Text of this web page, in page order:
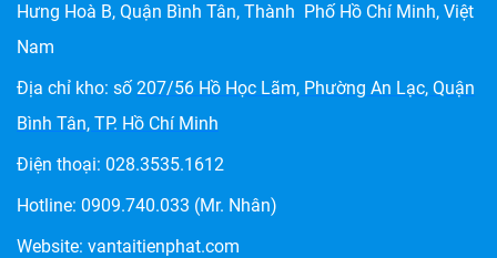
CHÀNH XE HẬU GIANG: DỊCH VỤ VẬN CHUYỂN HÀNG
HÓA UY TÍN, GIÁ RẺ TẠI TIẾN PHÁT
Hưng Hoà B, Quận Bình Tân, Thành Phố Hồ Chí Minh, Việt
Nam
Địa chỉ kho: số207/56 Hồ Học Lãm, Phường An Lạc, Quận
Bình Tân, TP. Hồ Chí Minh
Điện thoại: 028.3535.1612
Hotline: 0909.740.033 (Mr. Nhân)
Website: vantaitienphat.com